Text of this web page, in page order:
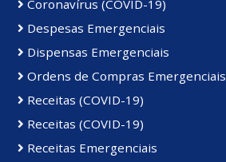
Coronavírus (COVID-19)
Despesas Emergenciais
Dispensas Emergenciais
Ordens de Compras Emergenciais
Receitas (COVID-19)
Receitas (COVID-19)
Receitas Emergenciais